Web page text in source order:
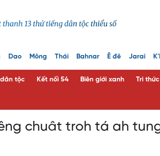
Dao Mông Thái Bahnar Ê đê Jarai
tộc Kết nối 54 Biên giới xanh Tri
chuât troh tá ah